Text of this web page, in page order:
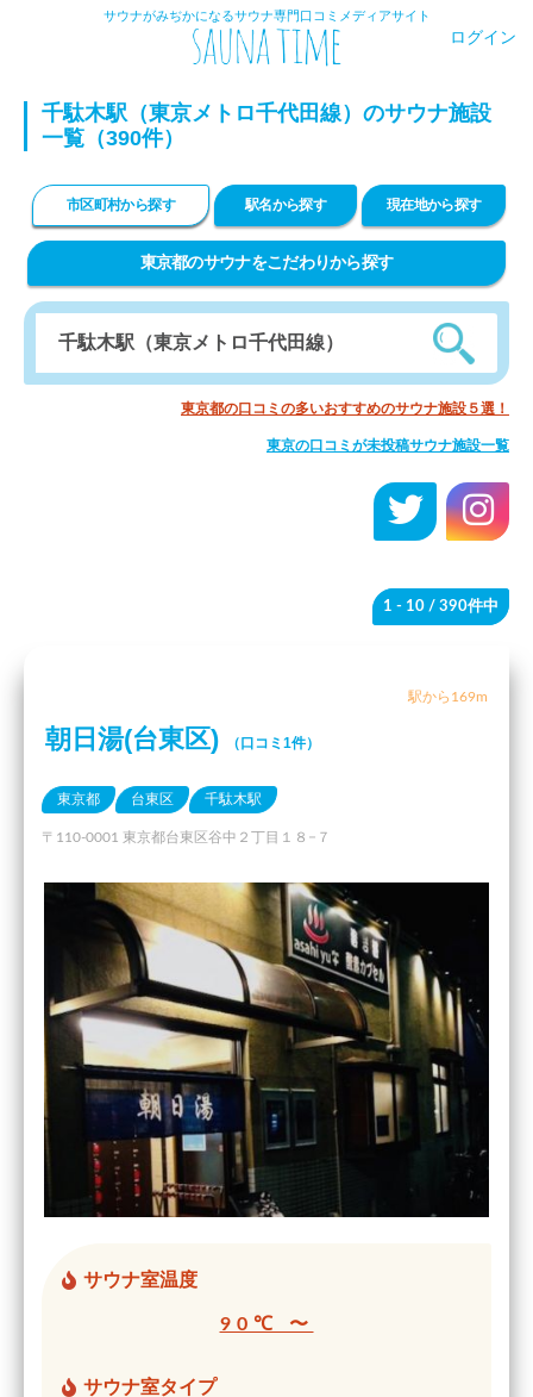
サウナがみぢかになるサウナ専門口コミメディアサイト
ログイン
千駄木駅（東京メトロ千代田線）のサウナ施設
一覧（390件）
市区町村から探す 駅名から探す 現在地から探す
東京都のサウナをこだわりから探す
東京都の口コミの多いおすすめのサウナ施設５選！
東京の口コミが未投稿サウナ施設一覧
1 - 10 / 390件中
駅から169m
朝日湯(台東区) （口コミ1件）
東京都 台東区 千駄木駅
〒110-0001 東京都台東区谷中２丁目１８−７
サウナ室温度
90℃ 〜
サウナ室タイプ